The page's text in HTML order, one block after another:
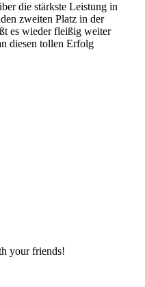
die stärkste Leistung in
zweiten Platz in der
es wieder fleißig weiter
diesen tollen Erfolg
your friends!